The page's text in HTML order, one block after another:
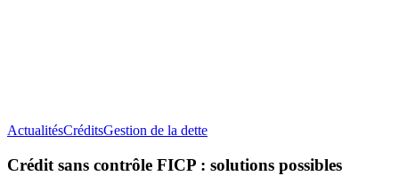
ActualitésCréditsGestion de la detteCrédit
contrôle
Crédit sans contrôle FICP : solutions possibles